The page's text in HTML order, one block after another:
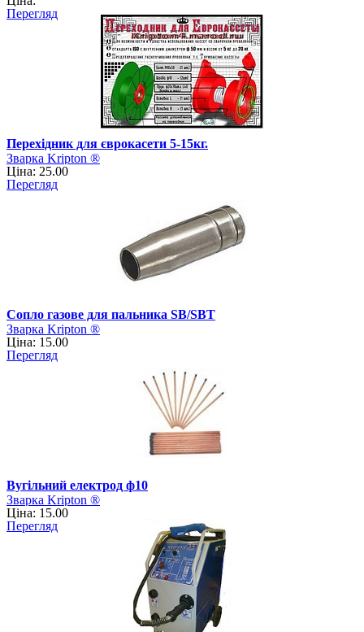
Перегляд
Перехідник для єврокасети 5-15кг.
Зварка Kripton ®
Ціна: 25.00
Перегляд
Сопло газове для пальника SB/SBT
Зварка Kripton ®
Ціна: 15.00
Перегляд
Вугільний електрод ф10
Зварка Kripton ®
Ціна: 15.00
Перегляд